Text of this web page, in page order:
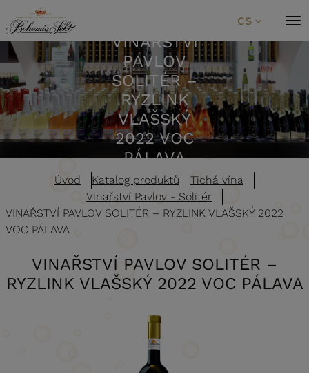
Přeskočit na obsah
CS
VINAŘSTVÍ
PAVLOV
SOLITÉR –
RYZLINK
VLAŠSKÝ
2022 VOC
PÁLAVA
Úvod Katalog produktů
Tichá vína
Vinařství Pavlov - Solitér
VINAŘSTVÍ PAVLOV SOLITÉR – RYZLINK VLAŠSKÝ 2022
VOC PÁLAVA
VINAŘSTVÍ PAVLOV SOLITÉR –
RYZLINK VLAŠSKÝ 2022 VOC PÁLAVA